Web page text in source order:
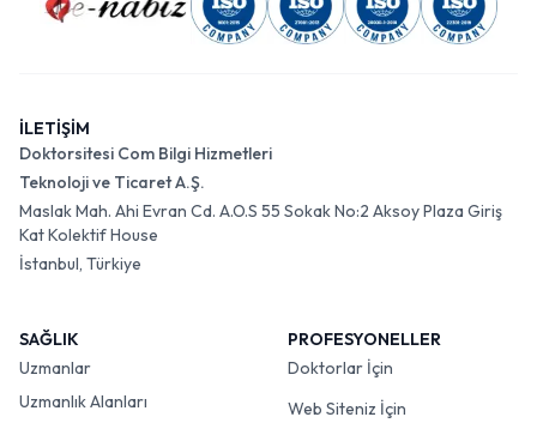
İLETİŞİM
Doktorsitesi Com Bilgi Hizmetleri
Teknoloji ve Ticaret A.Ş.
Maslak Mah. Ahi Evran Cd. A.O.S 55 Sokak No:2 Aksoy Plaza Giriş
Kat Kolektif House
İstanbul, Türkiye
SAĞLIK
Uzmanlar
Uzmanlık Alanları
PROFESYONELLER
Doktorlar İçin
Web Siteniz İçin